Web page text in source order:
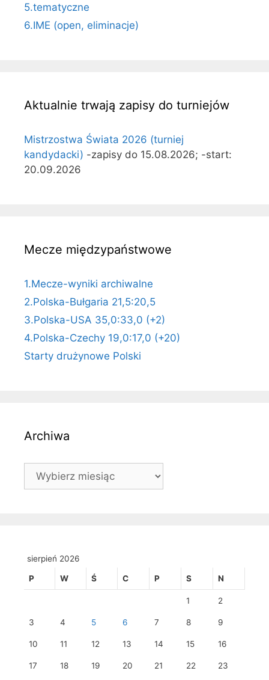
5.tematyczne
6.IME (open, eliminacje)
Aktualnie trwają zapisy do turniejów
Mistrzostwa Świata 2026 (turniej
kandydacki) -zapisy do 15.08.2026; -start:
20.09.2026
Mecze międzypaństwowe
1.Mecze-wyniki archiwalne
2.Polska-Bułgaria 21,5:20,5
3.Polska-USA 35,0:33,0 (+2)
4.Polska-Czechy 19,0:17,0 (+20)
Starty drużynowe Polski
Archiwa
Archiwa
sierpień 2026
P W Ś C P S N
1 2
3 4 5 6 7 8 9
10 11 12 13 14 15 16
17 18 19 20 21 22 23